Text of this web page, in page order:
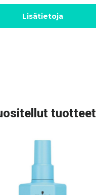
Lisätietoja
tuotteet